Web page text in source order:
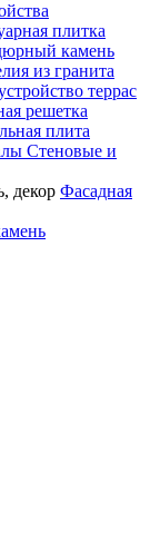
плитка
камень
из гранита
террас
решетка
плита
Стеновые и
Фасадная